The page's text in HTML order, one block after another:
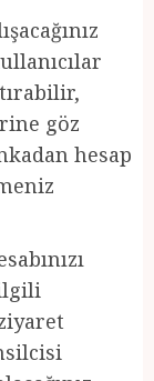
göz
hesap